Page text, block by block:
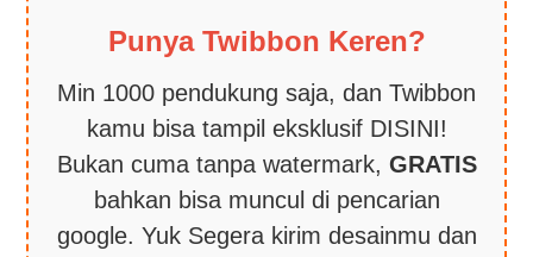
Punya Twibbon Keren?
Min 1000 pendukung saja, dan Twibbon
kamu bisa tampil eksklusif DISINI!
Bukan cuma tanpa watermark, GRATIS
bahkan bisa muncul di pencarian
google. Yuk Segera kirim desainmu dan